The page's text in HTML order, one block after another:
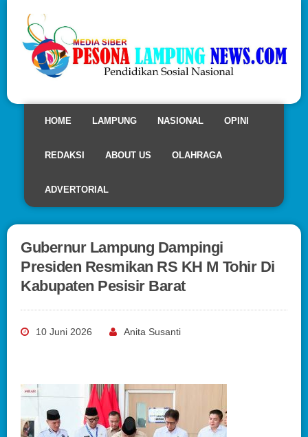
HOME LAMPUNG NASIONAL OPINI
REDAKSI ABOUT US OLAHRAGA
ADVERTORIAL
Gubernur Lampung Dampingi
Presiden Resmikan RS KH M Tohir Di
Kabupaten Pesisir Barat
10 Juni 2026 Anita Susanti